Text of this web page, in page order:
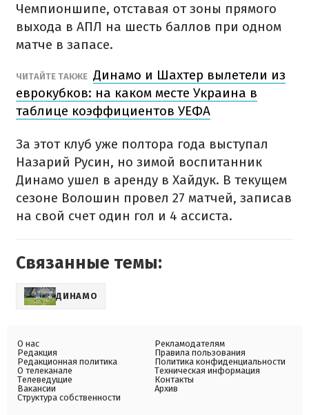
Чемпионшипе, отставая от зоны прямого
выхода в АПЛ на шесть баллов при одном
матче в запасе.
ЧИТАЙТЕ ТАКЖЕ Динамо и Шахтер вылетели из
еврокубков: на каком месте Украина в
таблице коэффициентов УЕФА
За этот клуб уже полтора года выступал
Назарий Русин, но зимой воспитанник
Динамо ушел в аренду в Хайдук. В текущем
сезоне Волошин провел 27 матчей, записав
на свой счет один гол и 4 ассиста.
Связанные темы:
ДИНАМО
О нас
Редакция
Редакционная политика
О телеканале
Телеведущие
Вакансии
Структура собственности
Рекламодателям
Правила пользования
Политика конфиденциальности
Техническая информация
Контакты
Архив